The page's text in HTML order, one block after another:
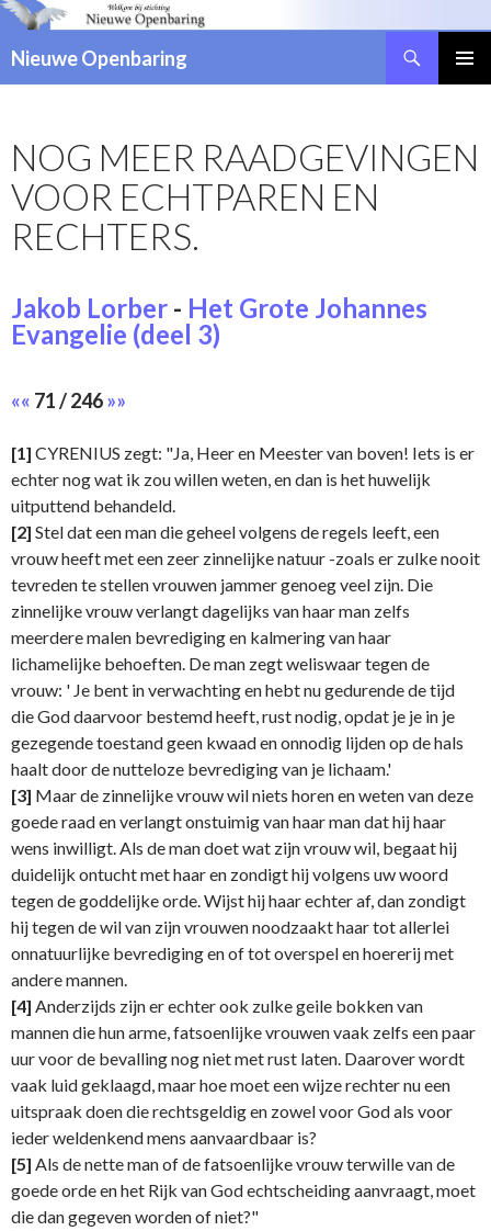
Nieuwe Openbaring
SPRINGEN
NOG MEER RAADGEVINGEN
VOOR ECHTPAREN EN
RECHTERS.
Jakob Lorber - Het Grote Johannes
Evangelie (deel 3)
«« 71 / 246»»
[1] CYRENIUS zegt: "Ja, Heer en Meester van boven! Iets is er
echter nog wat ik zou willen weten, en dan is het huwelijk
uitputtend behandeld.
[2] Stel dat een man die geheel volgens de regels leeft, een
vrouw heeft met een zeer zinnelijke natuur -zoals er zulke nooit
tevreden te stellen vrouwen jammer genoeg veel zijn. Die
zinnelijke vrouw verlangt dagelijks van haar man zelfs
meerdere malen bevrediging en kalmering van haar
lichamelijke behoeften. De man zegt weliswaar tegen de
vrouw: ' Je bent in verwachting en hebt nu gedurende de tijd
die God daarvoor bestemd heeft, rust nodig, opdat je je in je
gezegende toestand geen kwaad en onnodig lijden op de hals
haalt door de nutteloze bevrediging van je lichaam.'
[3] Maar de zinnelijke vrouw wil niets horen en weten van deze
goede raad en verlangt onstuimig van haar man dat hij haar
wens inwilligt. Als de man doet wat zijn vrouw wil, begaat hij
duidelijk ontucht met haar en zondigt hij volgens uw woord
tegen de goddelijke orde. Wijst hij haar echter af, dan zondigt
hij tegen de wil van zijn vrouwen noodzaakt haar tot allerlei
onnatuurlijke bevrediging en of tot overspel en hoererij met
andere mannen.
[4] Anderzijds zijn er echter ook zulke geile bokken van
mannen die hun arme, fatsoenlijke vrouwen vaak zelfs een paar
uur voor de bevalling nog niet met rust laten. Daarover wordt
vaak luid geklaagd, maar hoe moet een wijze rechter nu een
uitspraak doen die rechtsgeldig en zowel voor God als voor
ieder weldenkend mens aanvaardbaar is?
[5] Als de nette man of de fatsoenlijke vrouw terwille van de
goede orde en het Rijk van God echtscheiding aanvraagt, moet
die dan gegeven worden of niet?"